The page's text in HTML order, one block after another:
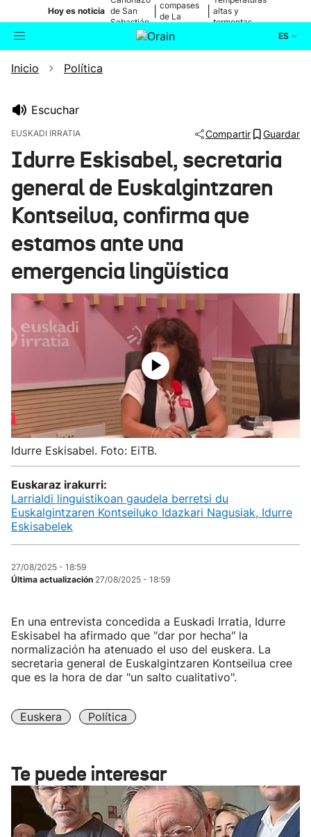
Hoy es noticia de San
Sebastián
compases
de La
altas y
tormentas
ES
Buscador
Ikusmiran
Eguraldia
Inicio Política
Escuchar
EUSKADI IRRATIA Compartir Guardar
Idurre Eskisabel, secretaria
general de Euskalgintzaren
Kontseilua, confirma que
estamos ante una
emergencia lingüística
Idurre Eskisabel. Foto: EiTB.
Euskaraz irakurri:
Larrialdi linguistikoan gaudela berretsi du
Euskalgintzaren Kontseiluko Idazkari Nagusiak, Idurre
Eskisabelek
27/08/2025 - 18:59
Última actualización 27/08/2025 - 18:59
En una entrevista concedida a Euskadi Irratia, Idurre
Eskisabel ha afirmado que "dar por hecha" la
normalización ha atenuado el uso del euskera. La
secretaria general de Euskalgintzaren Kontseilua cree
que es la hora de dar "un salto cualitativo".
Euskera Política
Te puede interesar